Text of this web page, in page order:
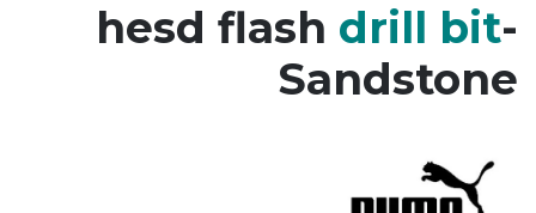
hesd flash drill bit-
Sandstone